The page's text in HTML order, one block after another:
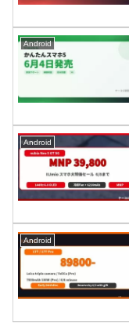
Android
Android
Android